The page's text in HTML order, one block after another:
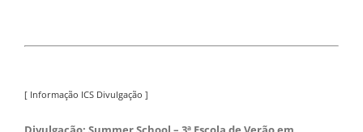
[ Informação ICS Divulgação ]